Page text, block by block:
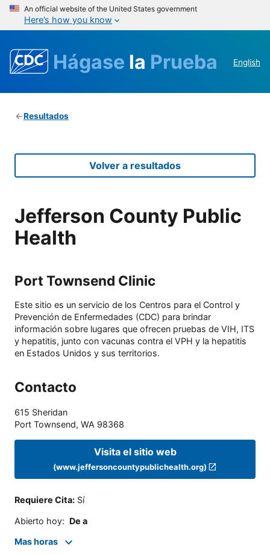
An official website of the United States government
Here’s how you know
Hágase la Prueba English
Resultados
Volver a resultados
Jefferson County Public
Health
Port Townsend Clinic
Este sitio es un servicio de los Centros para el Control y
Prevención de Enfermedades (CDC) para brindar
información sobre lugares que ofrecen pruebas de VIH, ITS
y hepatitis, junto con vacunas contra el VPH y la hepatitis
en Estados Unidos y sus territorios.
Contacto
615 Sheridan
Port Townsend, WA 98368
Visita el sitio web
(www.jeffersoncountypublichealth.org)
Requiere Cita: Sí
Abierto hoy: De a
Mas horas